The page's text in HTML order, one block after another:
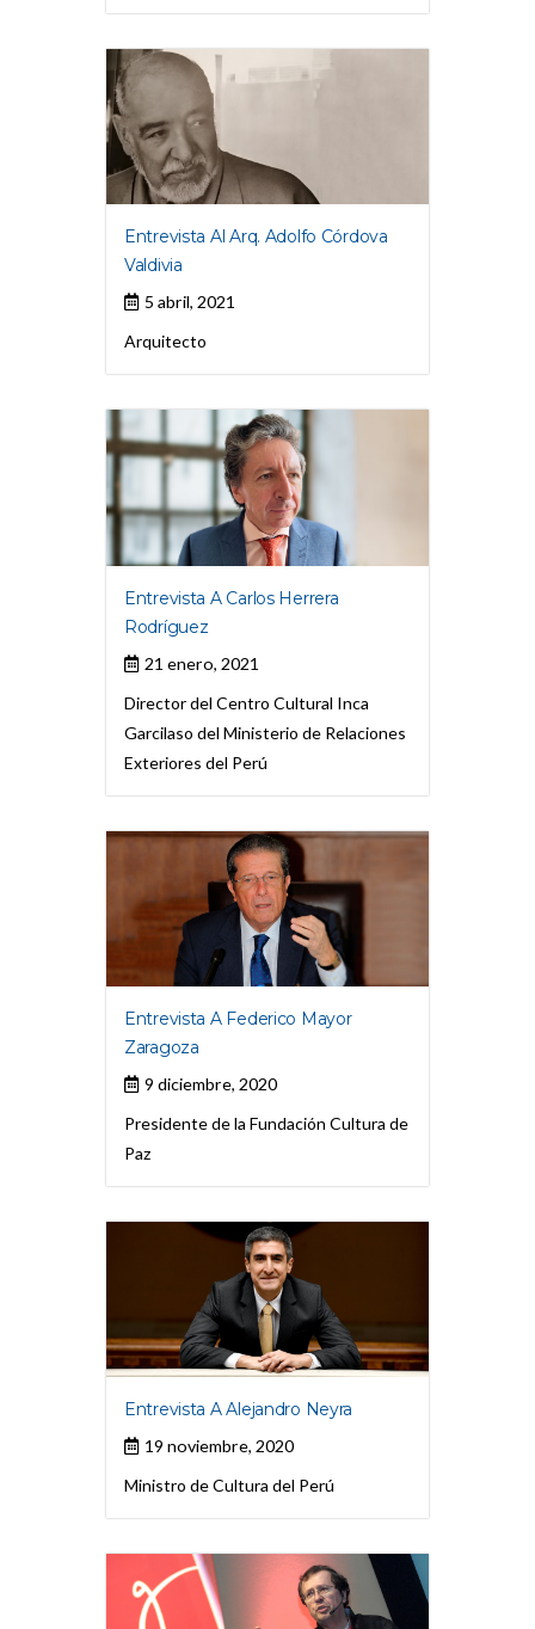
Entrevista Al Arq. Adolfo Córdova
Valdivia
5 abril, 2021
Arquitecto
Entrevista A Carlos Herrera
Rodríguez
21 enero, 2021
Director del Centro Cultural Inca
Garcilaso del Ministerio de Relaciones
Exteriores del Perú
Entrevista A Federico Mayor
Zaragoza
9 diciembre, 2020
Presidente de la Fundación Cultura de
Paz
Entrevista A Alejandro Neyra
19 noviembre, 2020
Ministro de Cultura del Perú